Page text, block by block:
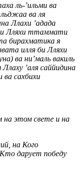
ль-’ильми ва
ва ля
Ллахи ’адада
Лляхи ттаммати
бирахматика я
илля би Лляхи
ва ни’маль вакиль
’аля саййидина
ва сахбихи
на этом свете и на
на Кого
дарует победу